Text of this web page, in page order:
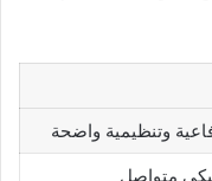
وتنظيمية واضحة
متواصل